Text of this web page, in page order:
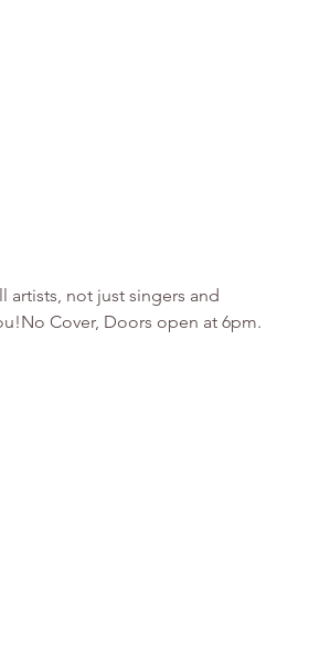
artists, not just singers and
Cover, Doors open at 6pm.